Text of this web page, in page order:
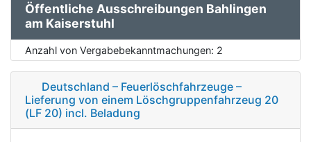
Öffentliche Ausschreibungen Bahlingen
am Kaiserstuhl
Anzahl von Vergabebekanntmachungen: 2
Deutschland – Feuerlöschfahrzeuge –
Lieferung von einem Löschgruppenfahrzeug 20
(LF 20) incl. Beladung